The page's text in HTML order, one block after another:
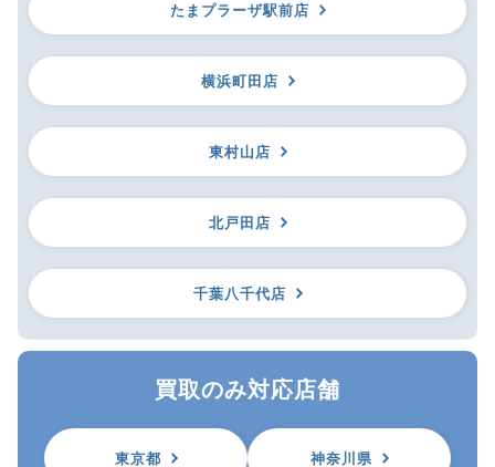
たまプラーザ駅前店
横浜町田店
東村山店
北戸田店
千葉八千代店
買取のみ対応店舗
東京都 神奈川県